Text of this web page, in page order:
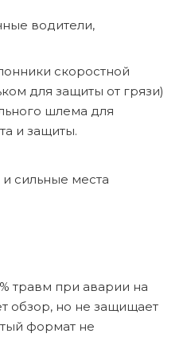
водители,
скоростной
для защиты от грязи)
шлема для
и защиты.
сильные места
травм при аварии на
обзор, но не защищает
формат не